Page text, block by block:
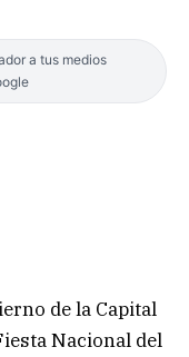
a tus medios
de la Capital
Nacional del